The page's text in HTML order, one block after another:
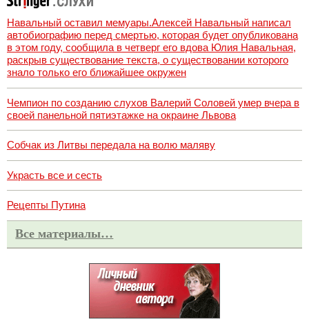
Навальный оставил мемуары.Алексей Навальный написал
автобиографию перед смертью, которая будет опубликована
в этом году, сообщила в четверг его вдова Юлия Навальная,
раскрыв существование текста, о существовании которого
знало только его ближайшее окружен
Чемпион по созданию слухов Валерий Соловей умер вчера в
своей панельной пятиэтажке на окраине Львова
Собчак из Литвы передала на волю маляву
Украсть все и сесть
Рецепты Путина
Все материалы…